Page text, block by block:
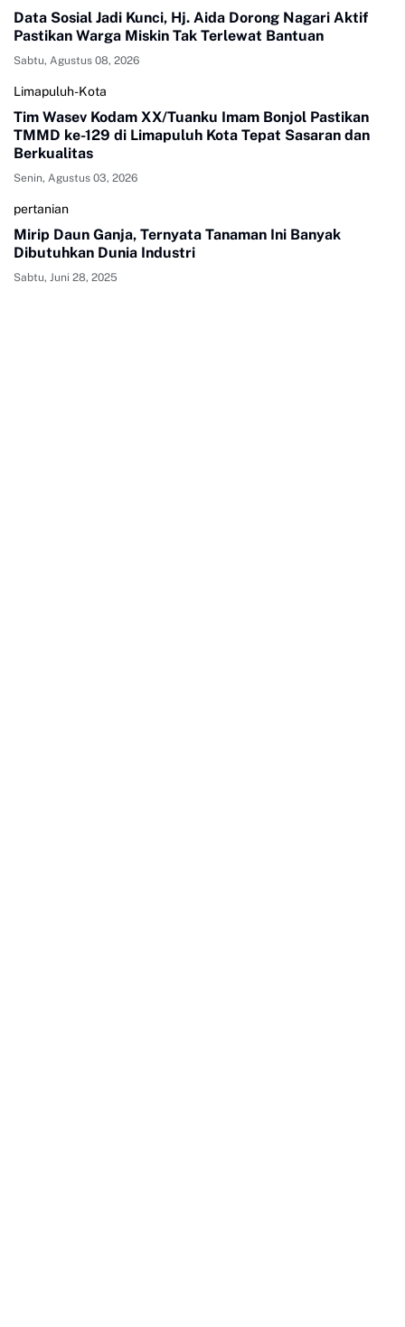
Data Sosial Jadi Kunci, Hj. Aida Dorong Nagari Aktif
Pastikan Warga Miskin Tak Terlewat Bantuan
Sabtu, Agustus 08, 2026
Limapuluh-Kota
Tim Wasev Kodam XX/Tuanku Imam Bonjol Pastikan
TMMD ke-129 di Limapuluh Kota Tepat Sasaran dan
Berkualitas
Senin, Agustus 03, 2026
pertanian
Mirip Daun Ganja, Ternyata Tanaman Ini Banyak
Dibutuhkan Dunia Industri
Sabtu, Juni 28, 2025